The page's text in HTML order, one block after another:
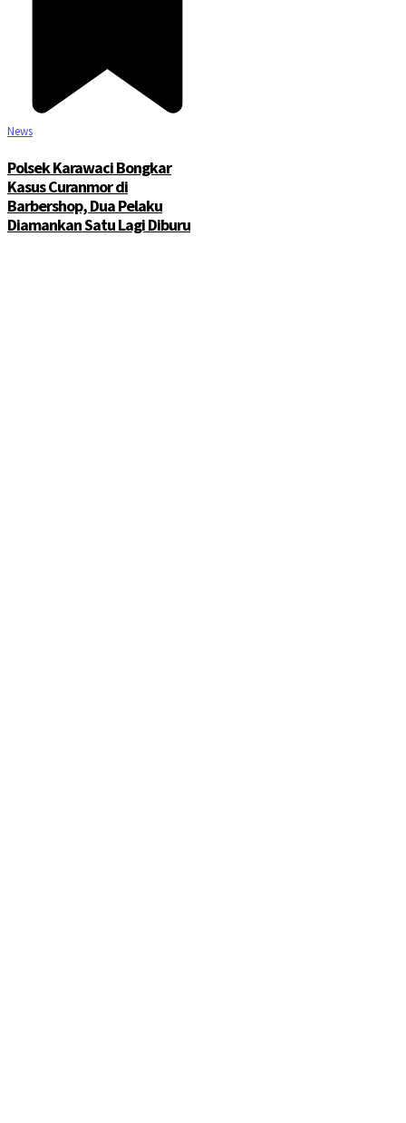
News
Polsek Karawaci Bongkar
Kasus Curanmor di
Barbershop, Dua Pelaku
Diamankan Satu Lagi Diburu